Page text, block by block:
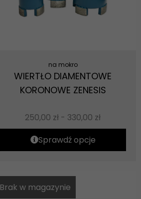
na mokro
WIERTŁO DIAMENTOWE
KORONOWE ZENESIS
250,00 zł - 330,00 zł
Sprawdź opcje
Brak w magazynie